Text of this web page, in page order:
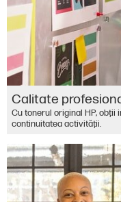
Calitate
Cu tonerul original HP,
continuitatea activităţii.